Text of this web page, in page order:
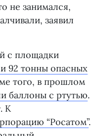
не занимался,
заявил
с площадки
92 тонны опасных
того, в прошлом
баллоны с ртутью.
К
“Росатом”.